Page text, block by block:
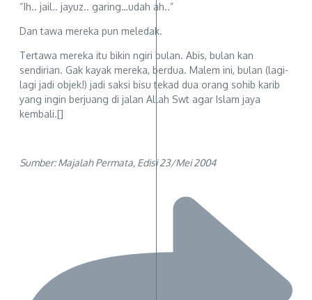
“Ih.. jail.. jayuz.. garing…udah ah..”
Dan tawa mereka pun meledak.
Tertawa mereka itu bikin ngiri bulan. Abis, bulan kan
sendirian. Gak kayak mereka, berdua. Malem ini, bulan (lagi-
lagi jadi objek!) jadi saksi bisu tekad dua orang sohib karib
yang ingin berjuang di jalan Allah Swt agar Islam jaya
kembali.[]
Sumber: Majalah Permata, Edisi 23/Mei 2004